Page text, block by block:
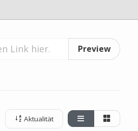
Preview
Aktualität